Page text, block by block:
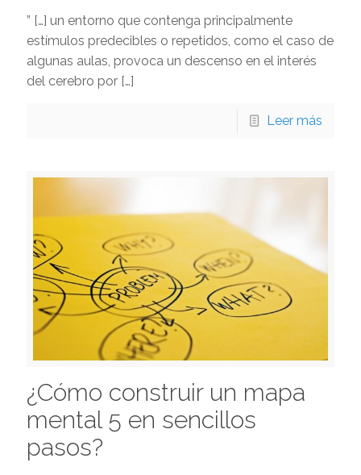
” […] un entorno que contenga principalmente
estímulos predecibles o repetidos, como el caso de
algunas aulas, provoca un descenso en el interés
del cerebro por […]
Leer más
¿Cómo construir un mapa
mental 5 en sencillos
pasos?